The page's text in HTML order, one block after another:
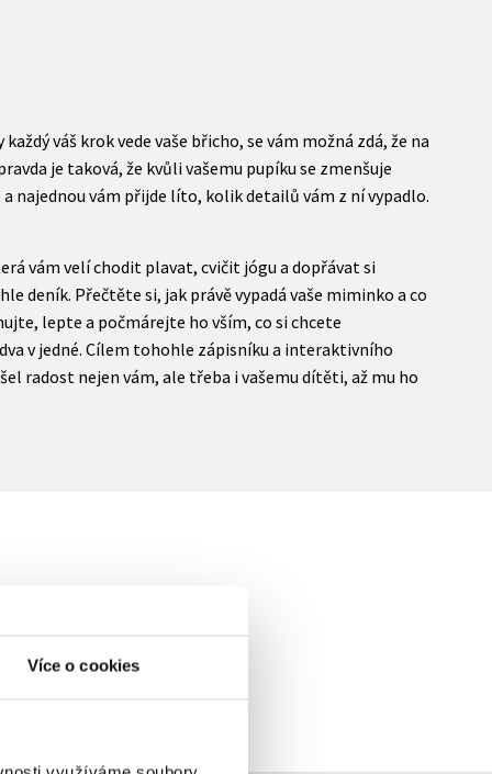
Více o cookies
váš krok vede vaše břicho, se vám možná zdá, že na
je taková, že kvůli vašemu pupíku se zmenšuje
najednou vám přijde líto, kolik detailů vám z ní vypadlo.
vám velí chodit plavat, cvičit jógu a dopřávat si
deník. Přečtěte si, jak právě vypadá vaše miminko a co
lepte a počmárejte ho vším, co si chcete
v jedné. Cílem tohohle zápisníku a interaktivního
radost nejen vám, ale třeba i vašemu dítěti, až mu ho